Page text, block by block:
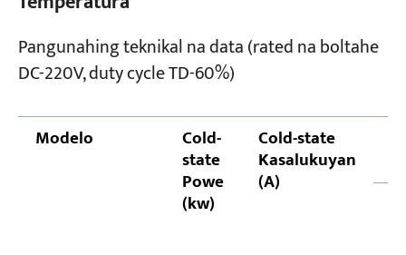
Pangunahing teknikal na data (rated na boltahe
DC-220V, duty cycle TD-60%)
Modelo Cold-
state
Powe
(kw)
Cold-state
Kasalukuyan
(A)